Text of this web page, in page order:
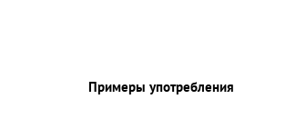
Примеры употребления